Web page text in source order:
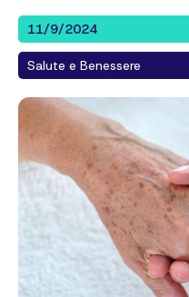
11/9/2024
Salute e Benessere